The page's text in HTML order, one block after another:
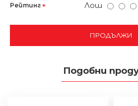
Рейтинг Лош
ПРОДЪЛЖИ
Подобни